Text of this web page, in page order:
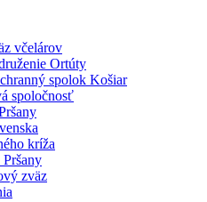
včelárov
Ortúty
spolok Košiar
spoločnosť
kríža
zväz